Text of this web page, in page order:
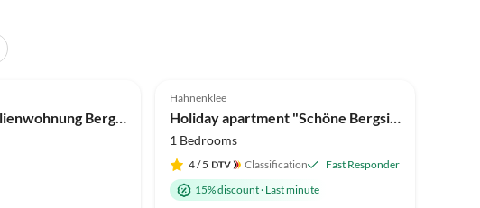
Apartment Familienwohnung Bergfreunde
Hahnenklee
Holiday apartment "Schöne Bergsicht"
1 Bedrooms
4/ 5 Classification
Fast Responder
15% discount· Last minute